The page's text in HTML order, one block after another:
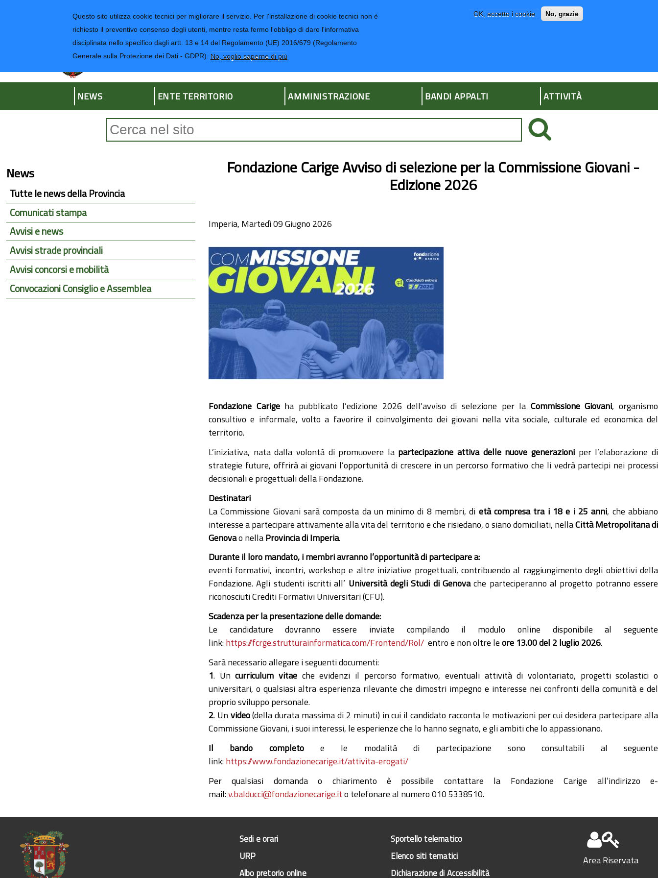
Questo sito utilizza cookie tecnici per migliorare il servizio. Per l'installazione di cookie tecnici non è
richiesto il preventivo consenso degli utenti, mentre resta fermo l'obbligo di dare l'informativa
disciplinata nello specifico dagli artt. 13 e 14 del Regolamento (UE) 2016/679 (Regolamento
Generale sulla Protezione dei Dati - GDPR). No, voglio saperne di più
OK, accetto i cookie No, grazie
Regione Liguria
Provincia di Imperia
NEWS ENTE TERRITORIO AMMINISTRAZIONE BANDI APPALTI ATTIVITÀ
Fondazione Carige Avviso di selezione per la Commissione Giovani -
Edizione 2026
Imperia, Martedì 09 Giugno 2026
Fondazione Carigeha pubblicato l’edizione 2026 dell’avviso di selezione per la Commissione Giovani, organismo
consultivo e informale, volto a favorire il coinvolgimento dei giovani nella vita sociale, culturale ed economica del
territorio.
L’iniziativa, nata dalla volontà di promuovere la partecipazione attiva delle nuove generazioni per l’elaborazione di
strategie future, offrirà ai giovani l’opportunità di crescere in un percorso formativo che li vedrà partecipi nei processi
decisionali e progettuali della Fondazione.
Destinatari
La Commissione Giovani sarà composta da un minimo di 8 membri, di età compresa tra i 18 e i 25 anni, che abbiano
interesse a partecipare attivamente alla vita del territorio e che risiedano, o siano domiciliati, nellaCittà Metropolitana di
Genovao nellaProvincia di Imperia.
Durante il loro mandato, i membri avranno l’opportunità di partecipare a:
eventi formativi, incontri, workshop e altre iniziative progettuali, contribuendo al raggiungimento degli obiettivi della
Fondazione. Agli studenti iscritti all’ Università degli Studi di Genovache parteciperanno al progetto potranno essere
riconosciuti Crediti Formativi Universitari (CFU).
Scadenza per la presentazione delle domande:
Le candidature dovranno essere inviate compilando il modulo online disponibile al seguente
link:https://fcrge.strutturainformatica.com/Frontend/Rol/entro e non oltre leore 13.00 del 2 luglio 2026.
Sarà necessario allegare i seguenti documenti:
1. Uncurriculum vitaeche evidenzi il percorso formativo, eventuali attività di volontariato, progetti scolastici o
universitari, o qualsiasi altra esperienza rilevante che dimostri impegno e interesse nei confronti della comunità e del
proprio sviluppo personale.
2. Unvideo(della durata massima di 2 minuti) in cui il candidato racconta le motivazioni per cui desidera partecipare alla
Commissione Giovani, i suoi interessi, le esperienze che lo hanno segnato, e gli ambiti che lo appassionano.
Il bando completoe le modalità di partecipazione sono consultabili al seguente
link:https://www.fondazionecarige.it/attivita-erogati/
Per qualsiasi domanda o chiarimento è possibile contattare la Fondazione Carige all’indirizzo e-
mail:v.balducci@fondazionecarige.ito telefonare al numero 010 5338510.
News
Tutte le news della Provincia
Comunicati stampa
Avvisi e news
Avvisi strade provinciali
Avvisi concorsi e mobilità
Convocazioni Consiglio e Assemblea
Sedi e orari
URP
Albo pretorio online
Sportello telematico
Elenco siti tematici
Dichiarazione di Accessibilità
Area Riservata